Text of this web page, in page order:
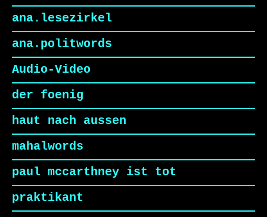
ana.lesezirkel
ana.politwords
Audio-Video
der foenig
haut nach aussen
mahalwords
paul mccarthney ist tot
praktikant